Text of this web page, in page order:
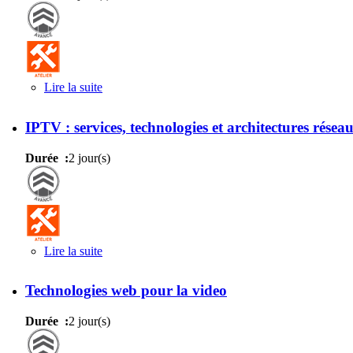
Lire la suite
IPTV : services, technologies et architectures
Durée :2 jour(s)
Lire la suite
Technologies web pour la video
Durée :2 jour(s)